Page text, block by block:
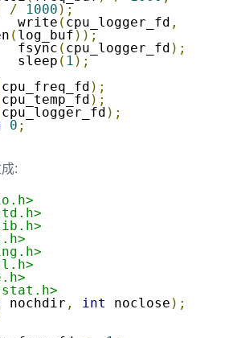
/ 1000 );
		write
( cpu_logger_fd ,
( log_buf ));
		fsync
( cpu_logger_fd );
		sleep
( 1 );
cpu_freq_fd );
cpu_temp_fd );
cpu_logger_fd );
0 ;
:
stat.h>
nochdir , int noclose );